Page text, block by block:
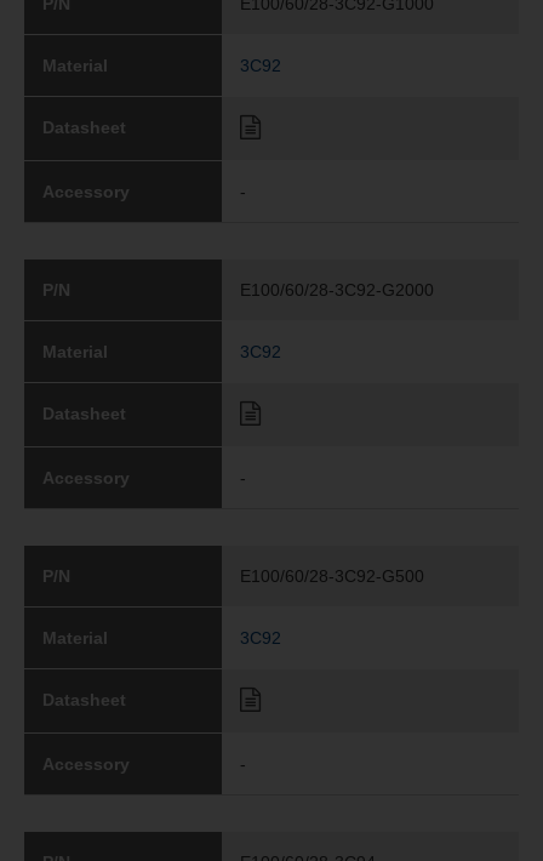
Material 3C92
Datasheet
Accessory -
P/N E100/60/28-3C92-G2000
Material 3C92
Datasheet
Accessory -
P/N E100/60/28-3C92-G500
Material 3C92
Datasheet
Accessory -